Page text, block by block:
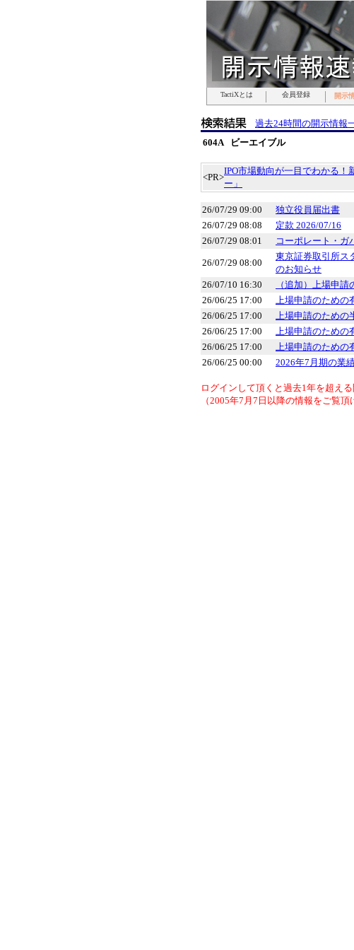
TactiXとは 会員登録 開示
TactiXとは 会員登録 開示
TactiXとは 会員登録 開示
TactiXとは 会員登録 開示
TactiXとは 会員登録 開示
TactiXとは 会員登録 開示
TactiXとは 会員登録 開示
過去24時間の開示情報
604A ビーエイブル
<PR>
IPO市場動向が一目でわかる！
ー」
26/07/29 09:00
独立役員届出書
26/07/29 08:08
定款 2026/07/16
26/07/29 08:01
コーポレート・ガ
26/07/29 08:00
東京証券取引所ス
のお知らせ
26/07/10 16:30
（追加）上場申
26/06/25 17:00
上場申請のための
26/06/25 17:00
上場申請のための
26/06/25 17:00
上場申請のための
26/06/25 17:00
上場申請のための
26/06/25 00:00
2026年7月期の業
ログインして頂くと過去1年を超え
（2005年7月7日以降の情報をご覧頂